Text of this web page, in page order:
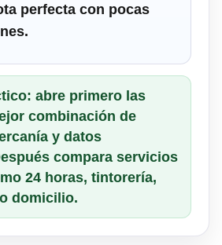
perfecta con pocas
abre primero las
combinación de
y datos
compara servicios
24 horas, tintorería,
domicilio.